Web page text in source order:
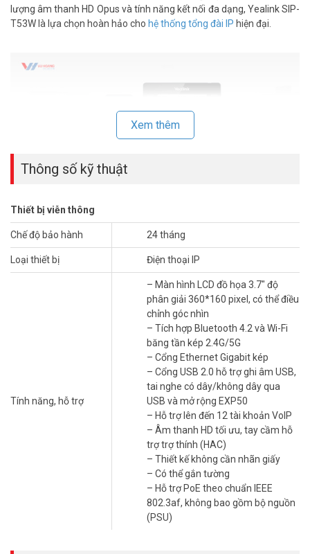
lượng âm thanh HD Opus và tính năng kết nối đa dạng, Yealink SIP-
T53W là lựa chọn hoàn hảo cho hệ thống tổng đài IP hiện đại.
Đặc điểm nổi bật của điện thoại cao cấp
SIP-T53W
Thiết kế hiện đại, kết nối linh hoạt
Yealink SIP-T53W nổi bật với khả năng kết nối không dây ưu việt.
Tích hợp Wi-Fi 2.4/5GHz và Bluetooth 4.2, điện thoại cho phép
người dùng kết nối mạng và phụ kiện một cách dễ dàng. Thiết kế
sang trọng với màn hình cảm ứng 7 inch sắc nét giúp việc thao tác
Chất lượng âm thanh vượt trội
Được trang bị công nghệ âm thanh Opus HD tiên tiến, Yealink SIP-
T53W mang đến chất lượng cuộc gọi cực kỳ rõ ràng và sống động.
Tính năng khử tiếng ồn thông minh và công nghệ âm thanh full-
duplex giúp loại bỏ nhiễu, đảm bảo đàm thoại chuyên nghiệp ngay
Xem thêm
Thông số kỹ thuật
Thiết bị viễn thông
Chế độ bảo hành 24 tháng
Loại thiết bị Điện thoại IP
Tính năng, hỗ trợ
– Màn hình LCD đồ họa 3.7″ độ
phân giải 360*160 pixel, có thể điều
chỉnh góc nhìn
– Tích hợp Bluetooth 4.2 và Wi-Fi
băng tần kép 2.4G/5G
– Cổng Ethernet Gigabit kép
– Cổng USB 2.0 hỗ trợ ghi âm USB,
tai nghe có dây/không dây qua
USB và mở rộng EXP50
– Hỗ trợ lên đến 12 tài khoản VoIP
– Âm thanh HD tối ưu, tay cầm hỗ
trợ trợ thính (HAC)
– Thiết kế không cần nhãn giấy
– Có thể gắn tường
– Hỗ trợ PoE theo chuẩn IEEE
802.3af, không bao gồm bộ nguồn
(PSU)